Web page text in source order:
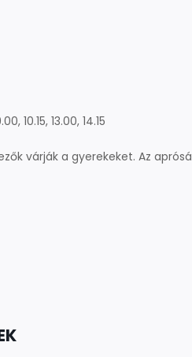
10.15, 13.00, 14.15
várják a gyerekeket. Az